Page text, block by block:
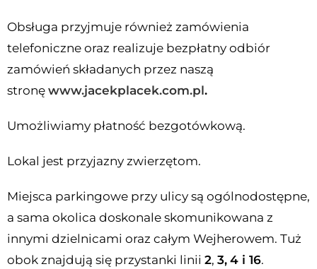
Obsługa przyjmuje również zamówienia
telefoniczne oraz realizuje bezpłatny odbiór
zamówień składanych przez naszą
stronę www.jacekplacek.com.pl.
Umożliwiamy płatność bezgotówkową.
Lokal jest przyjazny zwierzętom.
Miejsca parkingowe przy ulicy są ogólnodostępne,
a sama okolica doskonale skomunikowana z
innymi dzielnicami oraz całym Wejherowem. Tuż
obok znajdują się przystanki linii 2, 3, 4 i 16.